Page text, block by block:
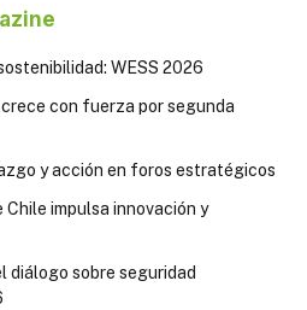
WESS 2026
con fuerza por segunda
y acción en foros estratégicos
impulsa innovación y
diálogo sobre seguridad